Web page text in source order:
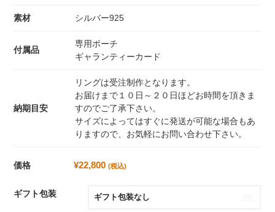
素材 シルバー925
付属品
専用ポーチ
ギャランティーカード
納期目安
リングは受注制作となります。
お届けまで１０日～２０日ほどお時間を頂きま
すのでご了承下さい。
サイズによってはすぐに発送が可能な場合もあ
りますので、お気軽にお問い合わせ下さい。
価格 ¥22,800 (税込)
ギフト包装